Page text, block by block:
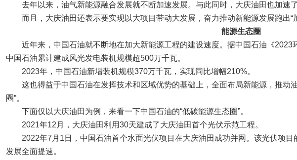
去年以来，油气新能源融合发展就不断加速发展。与此同时，大庆油田也加速
而且，大庆油田还表示要实现以大项目带动大发展，奋力推动新能源发展跑出“
能源生态圈
近年来，中国石油就不断地在加大新能源工程的建设速度。据中国石油《2023
中国石油累计建成风光发电装机规模超500万千瓦。
2023年，中国石油新增装机规模370万千瓦，实现同比增幅210%。
这也得益于中国石油在发挥技术和区域优势的基础上，全面布局新能源，推动
圈”。
下面仅以大庆油田为例，来看一下中国石油的“低碳能源生态圈”。
2021年12月，大庆油田利用30天建成了大庆油田首个光伏示范工程。
2022年7月1日，中国石油首个水面光伏项目在大庆油田成功并网。该光伏项
发展全面提速。